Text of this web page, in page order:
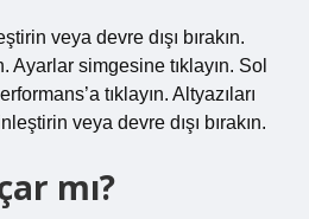
veya devre dışı bırakın.
Ayarlar simgesine tıklayın. Sol
tıklayın. Altyazıları
veya devre dışı bırakın.
mı?